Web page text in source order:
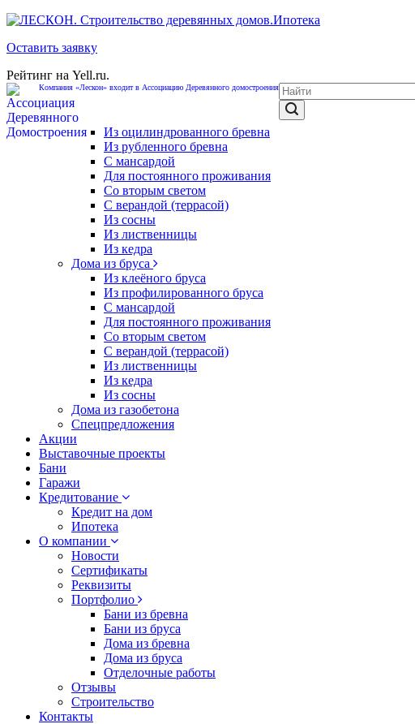
Ипотека
Оставить заявку
Рейтинг на Yell.ru.
Компания «Лескон» входит в Ассоциацию Деревянного домостроения
Из оцилиндрованного бревна
Из рубленного бревна
С мансардой
Для постоянного проживания
Со вторым светом
С верандой (террасой)
Из сосны
Из лиственницы
Из кедра
Дома из бруса
Из клеёного бруса
Из профилированного бруса
С мансардой
Для постоянного проживания
Со вторым светом
С верандой (террасой)
Из лиственницы
Из кедра
Из сосны
Дома из газобетона
Спецпредложения
Акции
Выставочные проекты
Бани
Гаражи
Кредитование
Кредит на дом
Ипотека
О компании
Новости
Сертификаты
Реквизиты
Портфолио
Бани из бревна
Бани из бруса
Дома из бревна
Дома из бруса
Отделочные работы
Отзывы
Строительство
Контакты